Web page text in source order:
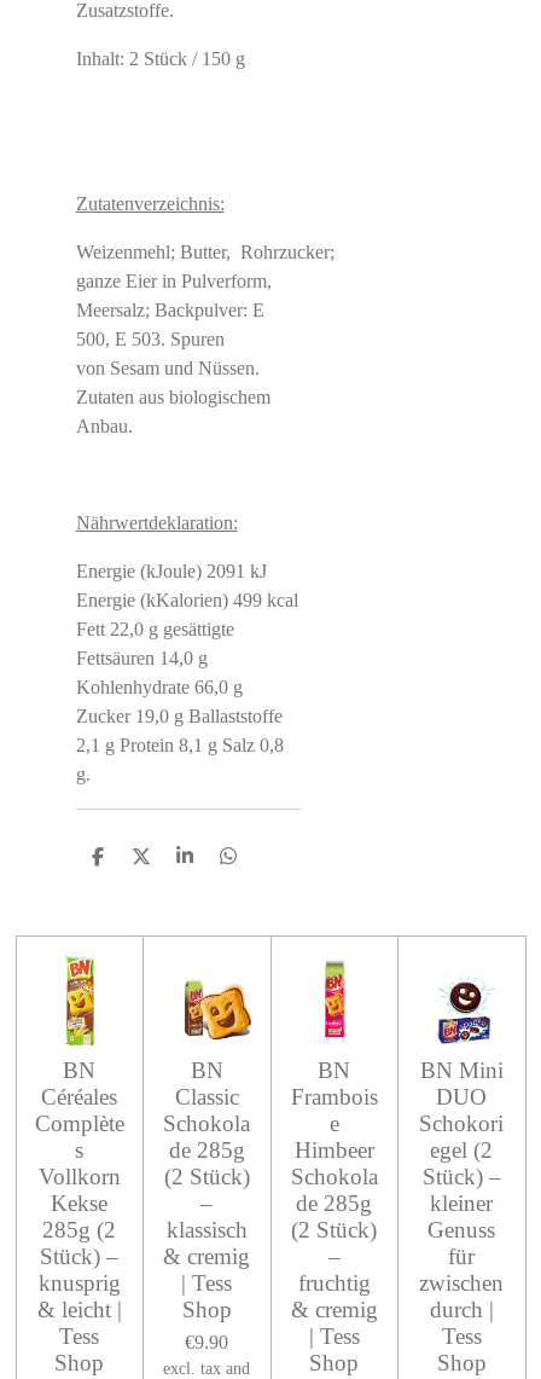
Zusatzstoffe.
Inhalt: 2 Stück / 150 g
Zutatenverzeichnis:
Weizenmehl; Butter, Rohrzucker;
ganze Eier in Pulverform,
Meersalz; Backpulver: E
500, E 503. Spuren
von Sesam und Nüssen.
Zutaten aus biologischem
Anbau.
Nährwertdeklaration:
Energie (kJoule) 2091 kJ
Energie (kKalorien) 499 kcal
Fett 22,0 g gesättigte
Fettsäuren 14,0 g
Kohlenhydrate 66,0 g
Zucker 19,0 g Ballaststoffe
2,1 g Protein 8,1 g Salz 0,8
g.
S
e
S
e
S
e
S
e
BN
Céréales
Complète
s
Vollkorn
Kekse
285g (2
Stück) –
knusprig
& leicht |
Tess
Shop
BN
Classic
Schokola
de 285g
(2 Stück)
–
klassisch
& cremig
| Tess
Shop
€9.90
excl. tax and
BN
Frambois
e
Himbeer
Schokola
de 285g
(2 Stück)
–
fruchtig
& cremig
| Tess
Shop
BN Mini
DUO
Schokori
egel (2
Stück) –
kleiner
Genuss
für
zwischen
durch |
Tess
Shop